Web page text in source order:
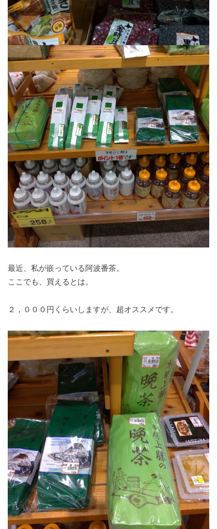
最近、私が嵌っている阿波番茶。
ここでも、買えるとは。
２，０００円くらいしますが、超オススメです。